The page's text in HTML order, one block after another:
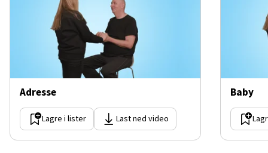
Adresse
Lagre i lister Last ned video
Baby